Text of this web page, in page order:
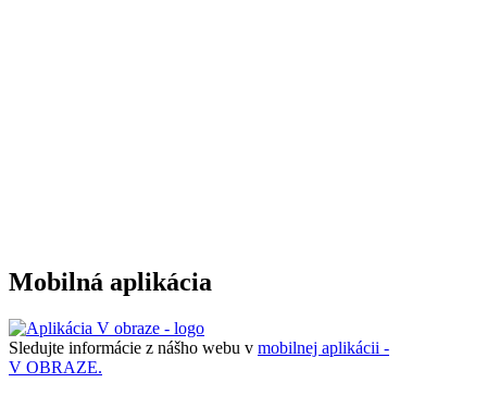
Mobilná aplikácia
Sledujte informácie z nášho webu v mobilnej aplikácii -
V OBRAZE.